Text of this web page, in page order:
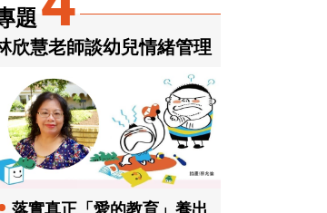
題
欣慧老師談幼兒情緒管理
落實真正「愛的教育」養出